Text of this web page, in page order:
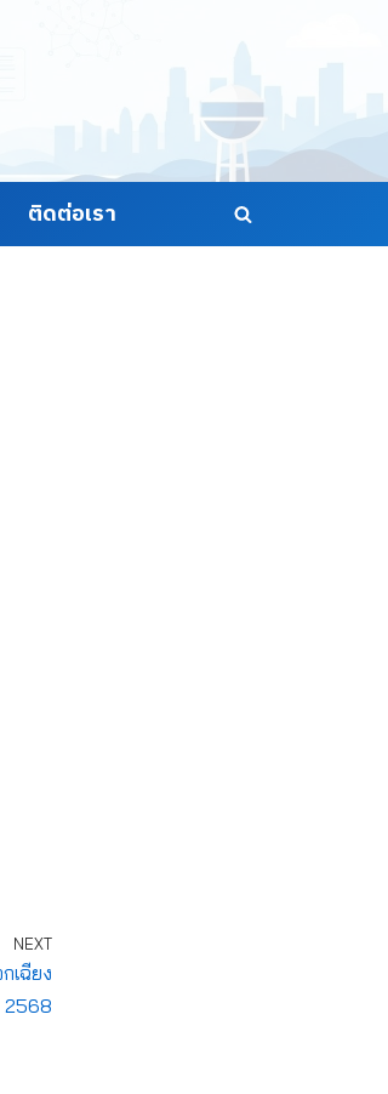
ติดต่อเรา
NEXT
เฉียง
2568